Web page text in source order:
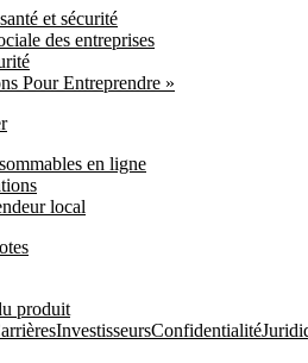
et sécurité
des entreprises
Pour Entreprendre »
en ligne
local
produit
InvestisseursConfidentialité